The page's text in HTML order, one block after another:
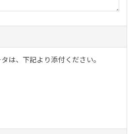
は、下記より添付ください。